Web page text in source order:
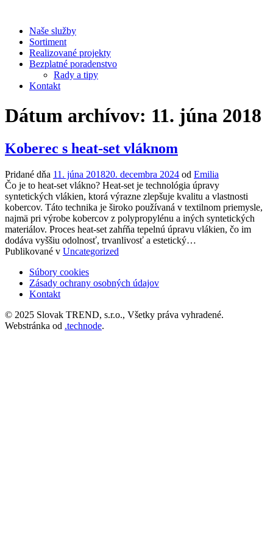
obsah
Naše služby
Sortiment
Realizované projekty
Bezplatné poradenstvo
Rady a tipy
Kontakt
Dátum archívov: 11. júna 2018
Koberec s heat-set vláknom
Pridané dňa 11. júna 201820. decembra 2024 od Emilia
Čo je to heat-set vlákno? Heat-set je technológia úpravy
syntetických vlákien, ktorá výrazne zlepšuje kvalitu a vlastnosti
kobercov. Táto technika je široko používaná v textilnom priemysle,
najmä pri výrobe kobercov z polypropylénu a iných syntetických
materiálov. Proces heat-set zahŕňa tepelnú úpravu vlákien, čo im
dodáva vyššiu odolnosť, trvanlivosť a estetický…
Publikované v Uncategorized
Navigácia
príspevkoch
Súbory cookies
Zásady ochrany osobných údajov
Kontakt
© 2025 Slovak TREND, s.r.o., Všetky práva vyhradené.
Webstránka od .technode.